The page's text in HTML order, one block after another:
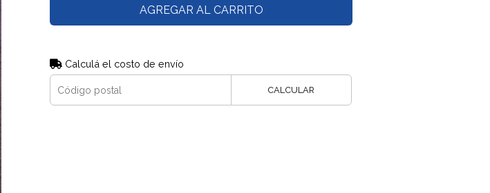
AGREGAR AL CARRITO
Calculá el costo de envío
CALCULAR